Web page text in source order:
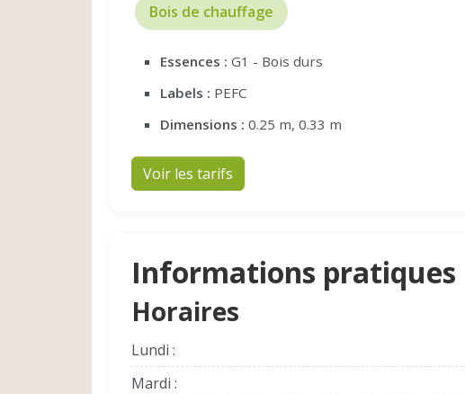
Bois de chauffage
Essences : G1 - Bois durs
Labels : PEFC
Dimensions : 0.25 m, 0.33 m
Voir les tarifs
Informations pratiques
Horaires
Lundi :
Mardi :